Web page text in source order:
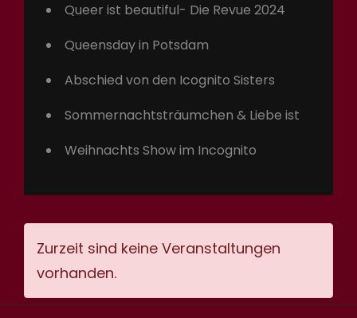
Queer ist beautiful- Die Revue 2024
Queensday in Potsdam
Abschied von den Icognito Sisters
Sommernachtsträumchen & Liebe ist
Weihnachts Show im Incognito
Zurzeit sind keine Veranstaltungen
vorhanden.